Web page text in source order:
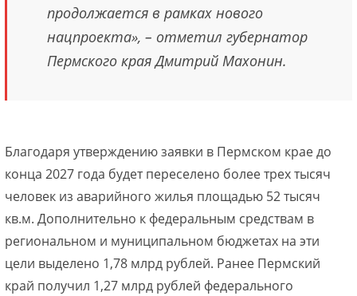
продолжается в рамках нового
нацпроекта», – отметил губернатор
Пермского края Дмитрий Махонин.
Благодаря утверждению заявки в Пермском крае до
конца 2027 года будет переселено более трех тысяч
человек из аварийного жилья площадью 52 тысяч
кв.м. Дополнительно к федеральным средствам в
региональном и муниципальном бюджетах на эти
цели выделено 1,78 млрд рублей. Ранее Пермский
край получил 1,27 млрд рублей федерального